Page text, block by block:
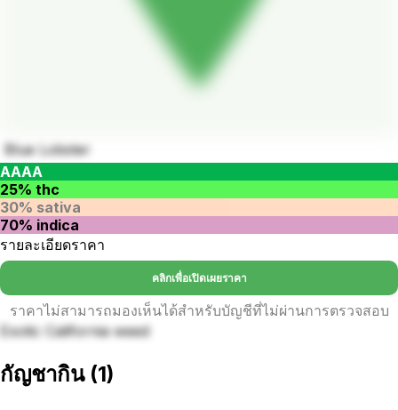
Blue Lobster
AAAA
25% thc
30% sativa
70% indica
รายละเอียดราคา
คลิกเพื่อเปิดเผยราคา
ราคาไม่สามารถมองเห็นได้สำหรับบัญชีที่ไม่ผ่านการตรวจสอบ
Exotic California weed
กัญชากิน (1)